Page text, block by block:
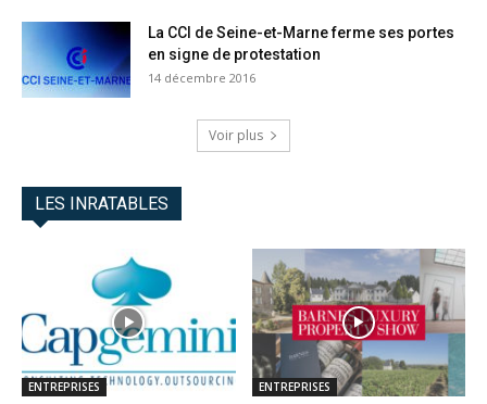
La CCI de Seine-et-Marne ferme ses portes
en signe de protestation
14 décembre 2016
Voir plus
LES INRATABLES
ENTREPRISES ENTREPRISES